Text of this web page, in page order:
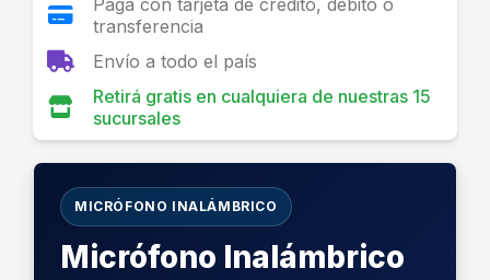
Pagá con tarjeta de crédito, débito o
transferencia
Envío a todo el país
Retirá gratis en cualquiera de nuestras 15
sucursales
MICRÓFONO INALÁMBRICO
Micrófono Inalámbrico